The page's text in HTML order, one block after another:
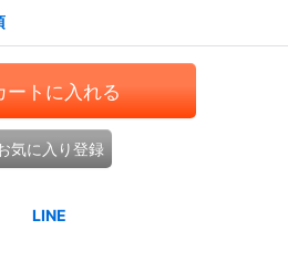
ートに入れる
気に入り登録